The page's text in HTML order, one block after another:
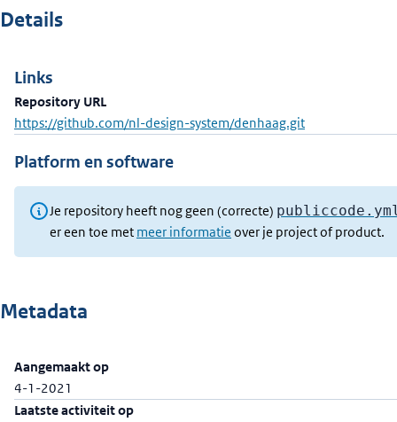
Details
Links
Repository URL
https://github.com/nl-design-system/denhaag.git
Platform en software
Je repository heeft nog geen (correcte)
er een toe met meer informatie over je project of product.
Metadata
Aangemaakt op
4-1-2021
Laatste activiteit op